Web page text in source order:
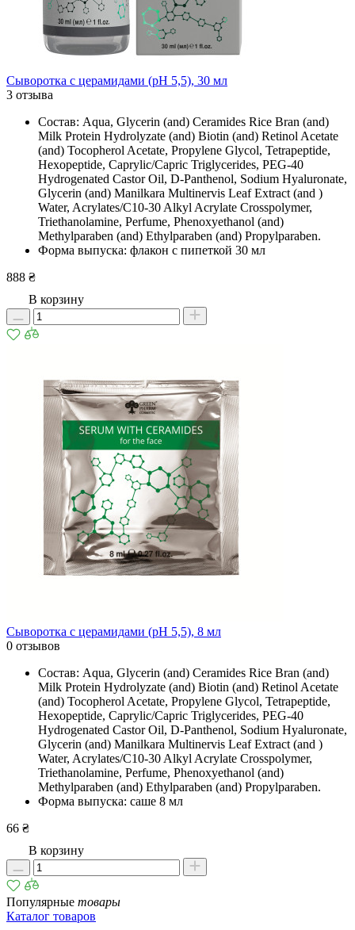
Сыворотка с церамидами (рН 5,5), 30 мл
3 отзыва
Состав: Aqua, Glycerin (and) Ceramides Rice Bran (and)
Milk Protein Hydrolyzate (and) Biotin (and) Retinol Acetate
(and) Tocopherol Acetate, Propylene Glycol, Tetrapeptide,
Hexopeptide, Caprylic/Сapric Triglycerides, PEG-40
Hydrogenated Castor Oil, D-Panthenol, Sodium Hyaluronate,
Glycerin (and) Manilkara Multinervis Leaf Extract (and )
Water, Acrylates/C10-30 Alkyl Acrylate Crosspolymer,
Triethanolamine, Рerfume, Phenoxyethanol (and)
Methylparaben (and) Ethylparaben (and) Propylparaben.
Форма выпуска: флакон с пипеткой 30 мл
888 ₴
В корзину
Сыворотка с церамидами (рН 5,5), 8 мл
0 отзывов
Состав: Aqua, Glycerin (and) Ceramides Rice Bran (and)
Milk Protein Hydrolyzate (and) Biotin (and) Retinol Acetate
(and) Tocopherol Acetate, Propylene Glycol, Tetrapeptide,
Hexopeptide, Caprylic/Сapric Triglycerides, PEG-40
Hydrogenated Castor Oil, D-Panthenol, Sodium Hyaluronate,
Glycerin (and) Manilkara Multinervis Leaf Extract (and )
Water, Acrylates/C10-30 Alkyl Acrylate Crosspolymer,
Triethanolamine, Рerfume, Phenoxyethanol (and)
Methylparaben (and) Ethylparaben (and) Propylparaben.
Форма выпуска: саше 8 мл
66 ₴
В корзину
Популярные товары
Каталог товаров